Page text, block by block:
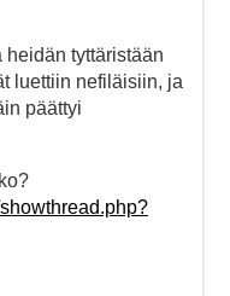
tyttäristään
luettiin nefiläisiin, ja
päättyi